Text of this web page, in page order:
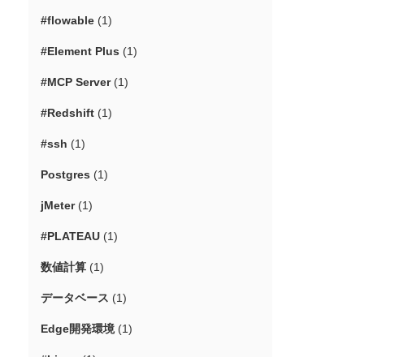
#flowable (1)
#Element Plus (1)
#MCP Server(1)
#Redshift (1)
#ssh (1)
Postgres (1)
jMeter(1)
#PLATEAU (1)
数値計算 (1)
データベース (1)
Edge開発環境 (1)